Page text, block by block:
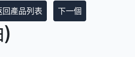
回產品列表 下一個